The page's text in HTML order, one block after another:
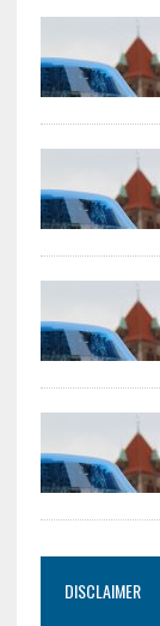
DISCLAIMER